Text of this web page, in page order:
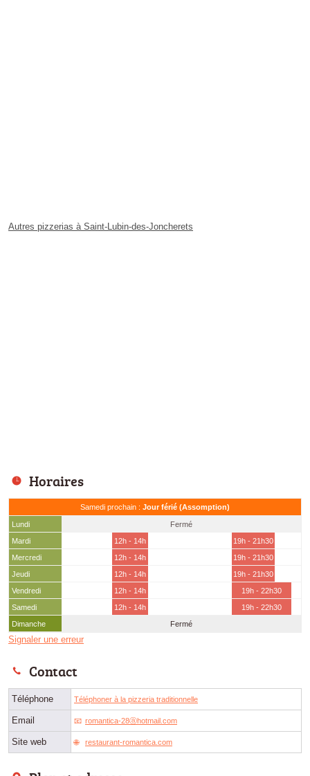
Autres pizzerias à Saint-Lubin-des-Joncherets
Horaires
Samedi prochain : Jour férié (Assomption)
Lundi
Fermé
Mardi
12h - 14h
19h - 21h30
Mercredi
12h - 14h
19h - 21h30
Jeudi
12h - 14h
19h - 21h30
Vendredi
12h - 14h
19h - 22h30
Samedi
12h - 14h
19h - 22h30
Dimanche
Fermé
Signaler une erreur
Contact
Téléphone Téléphoner à la pizzeria traditionnelle
Email romantica-28ⓐhotmail.com
Site web restaurant-romantica.com